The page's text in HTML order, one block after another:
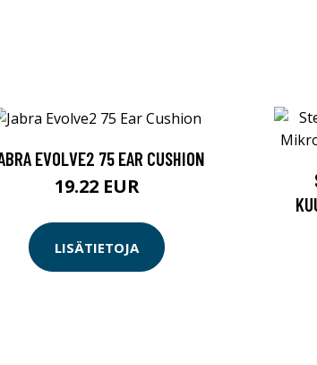
EVOLVE2 75 EAR CUSHION
19.22 EUR
LISÄTIETOJA